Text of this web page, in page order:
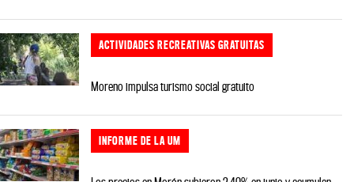
ACTIVIDADES RECREATIVAS GRATUITAS
Moreno impulsa turismo social gratuito
INFORME DE LA UM